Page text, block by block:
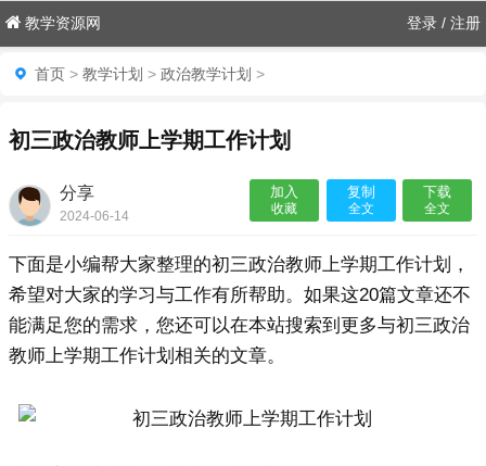
教学资源网 登录 / 注册
首页 > 教学计划 > 政治教学计划 >
初三政治教师上学期工作计划
分享
2024-06-14
加入
收藏
复制
全文
下载
全文
下面是小编帮大家整理的初三政治教师上学期工作计划，
希望对大家的学习与工作有所帮助。如果这20篇文章还不
能满足您的需求，您还可以在本站搜索到更多与初三政治
教师上学期工作计划相关的文章。